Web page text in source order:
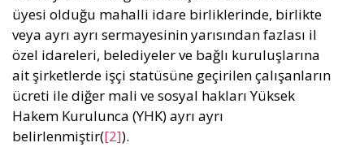
üyesi olduğu mahalli idare birliklerinde, birlikte
veya ayrı ayrı sermayesinin yarısından fazlası il
özel idareleri, belediyeler ve bağlı kuruluşlarına
ait şirketlerde işçi statüsüne geçirilen çalışanların
ücreti ile diğer mali ve sosyal hakları Yüksek
Hakem Kurulunca (YHK) ayrı ayrı
belirlenmiştir([2]).